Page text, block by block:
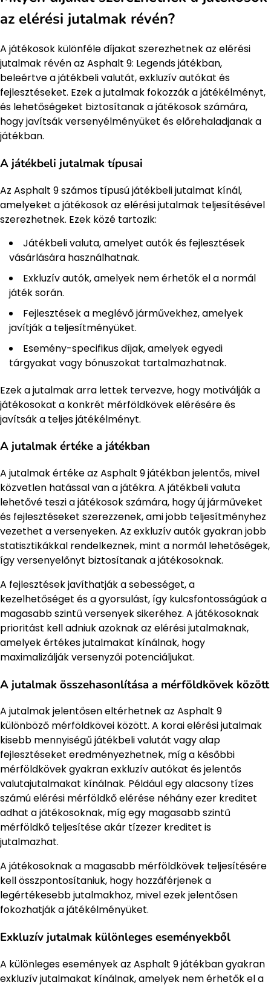
az elérési jutalmak révén?
A játékosok különféle díjakat szerezhetnek az elérési
jutalmak révén az Asphalt 9: Legends játékban,
beleértve a játékbeli valutát, exkluzív autókat és
fejlesztéseket. Ezek a jutalmak fokozzák a játékélményt,
és lehetőségeket biztosítanak a játékosok számára,
hogy javítsák versenyélményüket és előrehaladjanak a
játékban.
A játékbeli jutalmak típusai
Az Asphalt 9 számos típusú játékbeli jutalmat kínál,
amelyeket a játékosok az elérési jutalmak teljesítésével
szerezhetnek. Ezek közé tartozik:
Játékbeli valuta, amelyet autók és fejlesztések
vásárlására használhatnak.
Exkluzív autók, amelyek nem érhetők el a normál
játék során.
Fejlesztések a meglévő járművekhez, amelyek
javítják a teljesítményüket.
Esemény-specifikus díjak, amelyek egyedi
tárgyakat vagy bónuszokat tartalmazhatnak.
Ezek a jutalmak arra lettek tervezve, hogy motiválják a
játékosokat a konkrét mérföldkövek elérésére és
javítsák a teljes játékélményt.
A jutalmak értéke a játékban
A jutalmak értéke az Asphalt 9 játékban jelentős, mivel
közvetlen hatással van a játékra. A játékbeli valuta
lehetővé teszi a játékosok számára, hogy új járműveket
és fejlesztéseket szerezzenek, ami jobb teljesítményhez
vezethet a versenyeken. Az exkluzív autók gyakran jobb
statisztikákkal rendelkeznek, mint a normál lehetőségek,
így versenyelőnyt biztosítanak a játékosoknak.
A fejlesztések javíthatják a sebességet, a
kezelhetőséget és a gyorsulást, így kulcsfontosságúak a
magasabb szintű versenyek sikeréhez. A játékosoknak
prioritást kell adniuk azoknak az elérési jutalmaknak,
amelyek értékes jutalmakat kínálnak, hogy
maximalizálják versenyzői potenciáljukat.
A jutalmak összehasonlítása a mérföldkövek között
A jutalmak jelentősen eltérhetnek az Asphalt 9
különböző mérföldkövei között. A korai elérési jutalmak
kisebb mennyiségű játékbeli valutát vagy alap
fejlesztéseket eredményezhetnek, míg a későbbi
mérföldkövek gyakran exkluzív autókat és jelentős
valutajutalmakat kínálnak. Például egy alacsony tízes
számú elérési mérföldkő elérése néhány ezer kreditet
adhat a játékosoknak, míg egy magasabb szintű
mérföldkő teljesítése akár tízezer kreditet is
jutalmazhat.
A játékosoknak a magasabb mérföldkövek teljesítésére
kell összpontosítaniuk, hogy hozzáférjenek a
legértékesebb jutalmakhoz, mivel ezek jelentősen
fokozhatják a játékélményüket.
Exkluzív jutalmak különleges eseményekből
A különleges események az Asphalt 9 játékban gyakran
exkluzív jutalmakat kínálnak, amelyek nem érhetők el a